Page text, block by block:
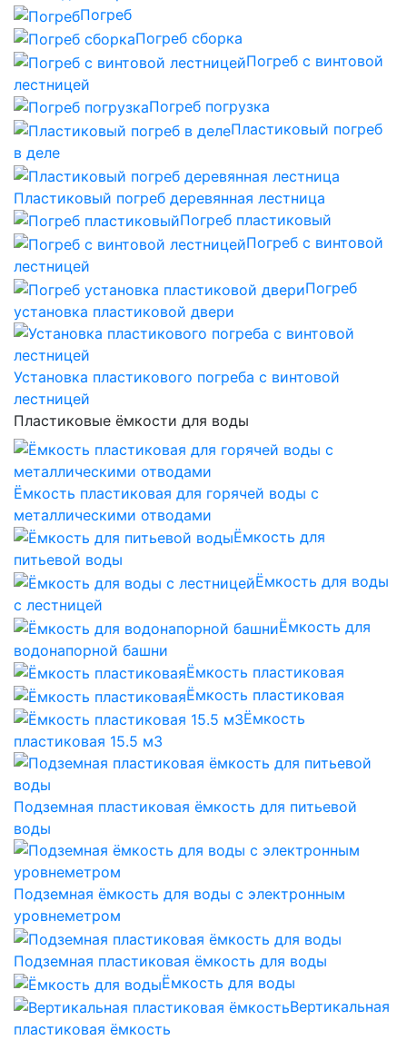
Погреб
Погреб сборка
Погреб с винтовой
лестницей
Погреб погрузка
Пластиковый погреб
в деле
Пластиковый погреб деревянная лестница
Погреб пластиковый
Погреб с винтовой
лестницей
Погреб
установка пластиковой двери
Установка пластикового погреба с винтовой
лестницей
Пластиковые ёмкости для воды
Ёмкость пластиковая для горячей воды с
металлическими отводами
Ёмкость для
питьевой воды
Ёмкость для воды
с лестницей
Ёмкость для
водонапорной башни
Ёмкость пластиковая
Ёмкость пластиковая
Ёмкость
пластиковая 15.5 м3
Подземная пластиковая ёмкость для питьевой
воды
Подземная ёмкость для воды с электронным
уровнеметром
Подземная пластиковая ёмкость для воды
Ёмкость для воды
Вертикальная
пластиковая ёмкость